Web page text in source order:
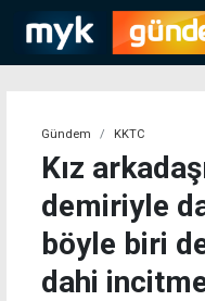
Gündem KKTC
Kız
demiriyle
böyle biri
dahi